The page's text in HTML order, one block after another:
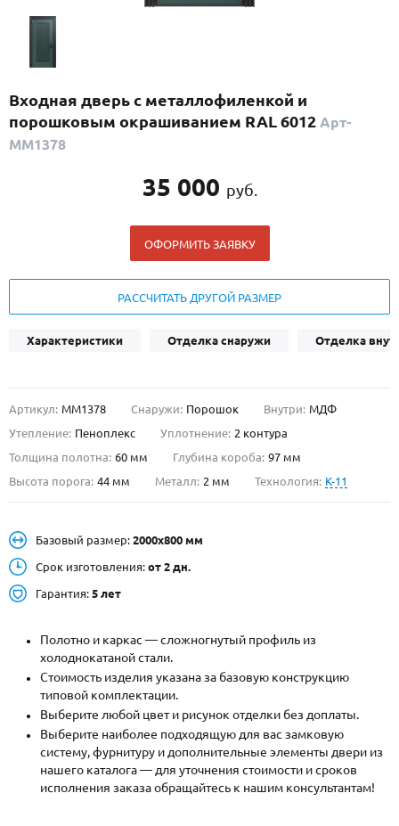
(29)
ПО НАЗНАЧЕНИЮ
ПО КОНСТРУКЦИИ
О НАС
КОНТАКТЫ
Москве и МО
НАЙТИ:
+7 (495) 411-44-41
INFO@META-M.RU
ЗАПРОСИТЬ РАСЧЕТ
Каталог Распродажа Как купить
Записаться на замер
Входная дверь с металлофиленкой и
порошковым окрашиванием RAL 6012 Арт-
ММ1378
35 000 руб.
ОФОРМИТЬ ЗАЯВКУ
РАССЧИТАТЬ ДРУГОЙ РАЗМЕР
Характеристики Отделка снаружи Отделка
Артикул: ММ1378 Снаружи: Порошок Внутри: МДФ
Утепление: Пеноплекс Уплотнение: 2 контура
Толщина полотна: 60 мм Глубина короба: 97 мм
Высота порога: 44 мм Металл: 2 мм Технология: K-11
Базовый размер: 2000х800 мм
Срок изготовления: от 2 дн.
Гарантия: 5 лет
Полотно и каркас — сложногнутый профиль из
холоднокатаной стали.
Стоимость изделия указана за базовую конструкцию
типовой комплектации.
Выберите любой цвет и рисунок отделки без доплаты.
Выберите наиболее подходящую для вас замковую
систему, фурнитуру и дополнительные элементы двери из
нашего каталога — для уточнения стоимости и сроков
исполнения заказа обращайтесь к нашим консультантам!